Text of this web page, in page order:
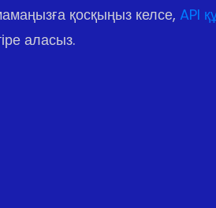
қосқыңыз келсе, API
аласыз.